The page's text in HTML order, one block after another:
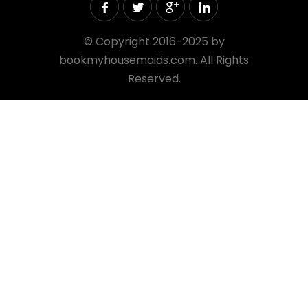
© Copyright 2016-2025 by
bookmyhousemaids.com. All Rights
Reserved.